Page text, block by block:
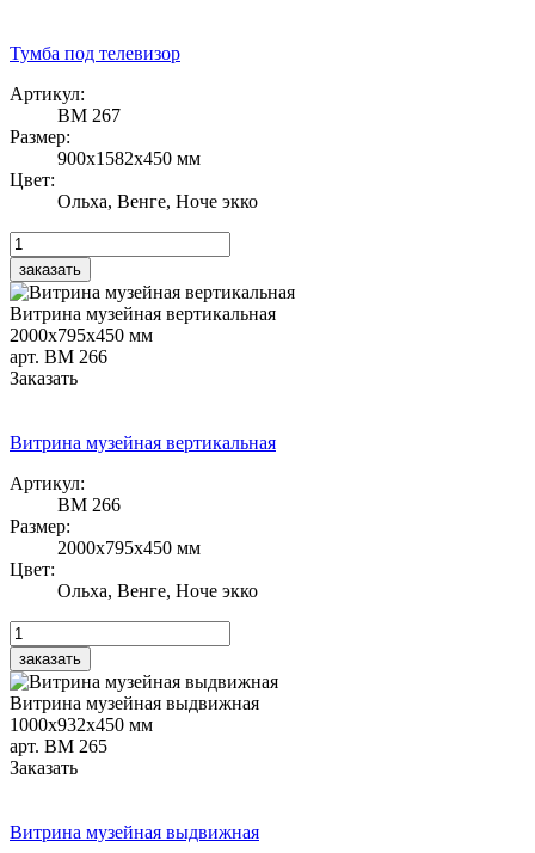
Тумба под телевизор
Артикул:
ВМ 267
Размер:
900х1582х450 мм
Цвет:
Ольха, Венге, Ноче экко
Витрина музейная вертикальная
2000х795х450 мм
арт. ВМ 266
Заказать
Витрина музейная вертикальная
Артикул:
ВМ 266
Размер:
2000х795х450 мм
Цвет:
Ольха, Венге, Ноче экко
Витрина музейная выдвижная
1000х932х450 мм
арт. ВМ 265
Заказать
Витрина музейная выдвижная